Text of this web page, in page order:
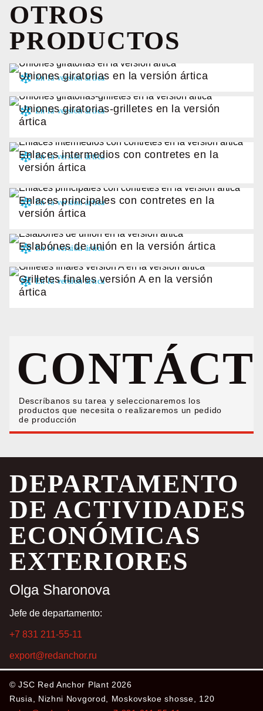
OTROS
PRODUCTOS
Uniones giratorias en la versión ártica
Uniones giratorias-grilletes en la versión
ártica
Enlaces intermedios con contretes en la
versión ártica
Enlaces principales con contretes en la
versión ártica
Eslabónes de unión en la versión ártica
Grilletes finales versión A en la versión
ártica
Descríbanos su tarea y seleccionaremos los
productos que necesita o realizaremos un pedido
de producción
DEPARTAMENTO
DE ACTIVIDADES
ECONÓMICAS
EXTERIORES
Olga Sharonova
Jefe de departamento:
+7 831 211-55-11
export@redanchor.ru
© JSC Red Anchor Plant 2026
Rusia, Nizhni Novgorod, Moskovskoe shosse, 120